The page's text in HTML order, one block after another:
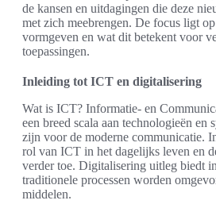
de kansen en uitdagingen die deze
met zich meebrengen. De focus ligt
vormgeven en wat dit betekent voor
toepassingen.
Inleiding tot ICT en digitalisering
Wat is ICT? Informatie- en
een breed scala aan technologieën en
zijn voor de moderne communicatie.
rol van ICT in het dagelijks leven en
verder toe. Digitalisering uitleg biedt
traditionele processen worden
middelen.